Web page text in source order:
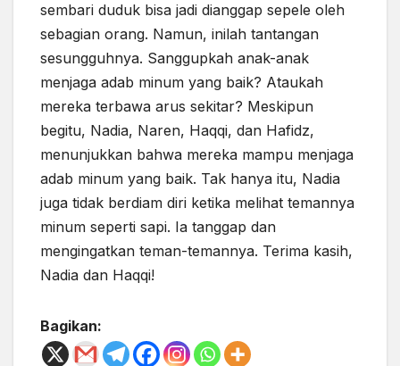
sembari duduk bisa jadi dianggap sepele oleh
sebagian orang. Namun, inilah tantangan
sesungguhnya. Sanggupkah anak-anak
menjaga adab minum yang baik? Ataukah
mereka terbawa arus sekitar? Meskipun
begitu, Nadia, Naren, Haqqi, dan Hafidz,
menunjukkan bahwa mereka mampu menjaga
adab minum yang baik. Tak hanya itu, Nadia
juga tidak berdiam diri ketika melihat temannya
minum seperti sapi. Ia tanggap dan
mengingatkan teman-temannya. Terima kasih,
Nadia dan Haqqi!
Bagikan: